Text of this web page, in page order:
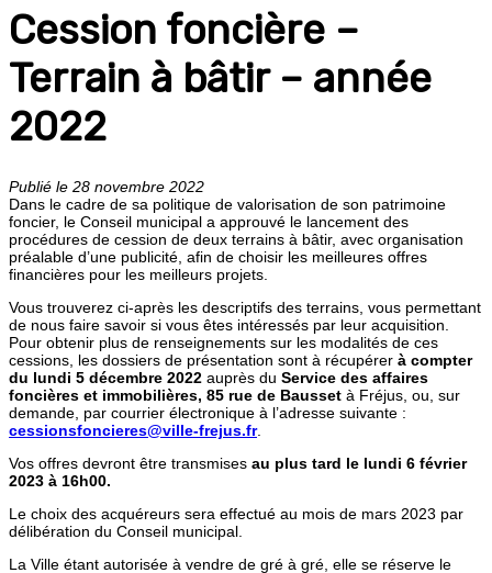
Cession foncière –
Terrain à bâtir – année
2022
Publié le 28 novembre 2022
Dans le cadre de sa politique de valorisation de son patrimoine
foncier, le Conseil municipal a approuvé le lancement des
procédures de cession de deux terrains à bâtir, avec organisation
préalable d’une publicité, afin de choisir les meilleures offres
financières pour les meilleurs projets.
Vous trouverez ci-après les descriptifs des terrains, vous permettant
de nous faire savoir si vous êtes intéressés par leur acquisition.
Pour obtenir plus de renseignements sur les modalités de ces
cessions, les dossiers de présentation sont à récupérer à compter
du lundi 5 décembre 2022 auprès du Service des affaires
foncières et immobilières, 85 rue de Bausset à Fréjus, ou, sur
demande, par courrier électronique à l’adresse suivante :
cessionsfoncieres@ville-frejus.fr.
Vos offres devront être transmises au plus tard le lundi 6 février
2023 à 16h00.
Le choix des acquéreurs sera effectué au mois de mars 2023 par
délibération du Conseil municipal.
La Ville étant autorisée à vendre de gré à gré, elle se réserve le